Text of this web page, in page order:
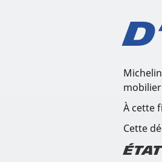
À cette
Cette